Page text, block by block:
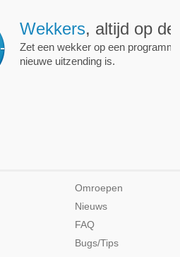
en je krijgt een mailtje als er een
Omroepen
Nieuws
FAQ
Bugs/Tips